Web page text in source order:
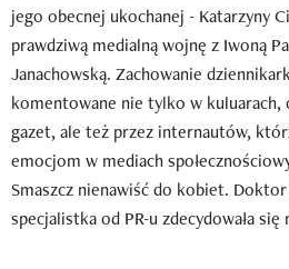
jego obecnej ukochanej - Katarzyny
prawdziwą medialną wojnę z Iwoną
Janachowską. Zachowanie
komentowane nie tylko w kuluarach,
gazet, ale też przez internautów,
emocjom w mediach
Smaszcz nienawiść do kobiet. Doktor
specjalistka od PR-u zdecydowała